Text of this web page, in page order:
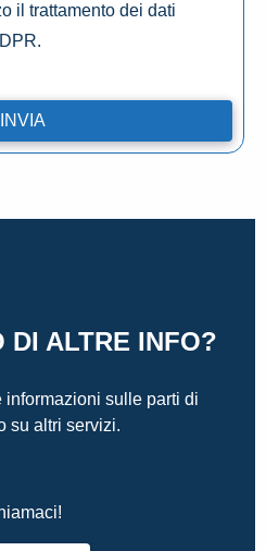
il trattamento dei dati
DI ALTRE INFO?
informazioni sulle parti di
su altri servizi.